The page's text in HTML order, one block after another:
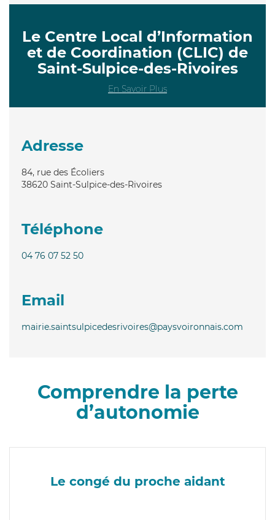
Le Centre Local d’Information
et de Coordination (CLIC) de
Saint-Sulpice-des-Rivoires
En Savoir Plus
Adresse
84, rue des Écoliers
38620 Saint-Sulpice-des-Rivoires
Téléphone
04 76 07 52 50
Email
mairie.saintsulpicedesrivoires@paysvoironnais.com
Comprendre la perte
d’autonomie
Le congé du proche aidant